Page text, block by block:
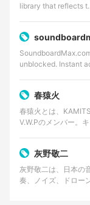
library that reflects
unblocked. Instant
春猿火
春猿火とは、
V.W.Pのメンバー。
灰野敬二
灰野敬二は、日本の
奏、ノイズ、ドロー